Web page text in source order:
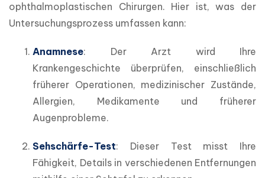
ophthalmoplastischen Chirurgen. Hier ist, was der
Untersuchungsprozess umfassen kann:
Anamnese: Der Arzt wird Ihre
Krankengeschichte überprüfen, einschließlich
früherer Operationen, medizinischer Zustände,
Allergien, Medikamente und früherer
Augenprobleme.
Sehschärfe-Test: Dieser Test misst Ihre
Fähigkeit, Details in verschiedenen Entfernungen